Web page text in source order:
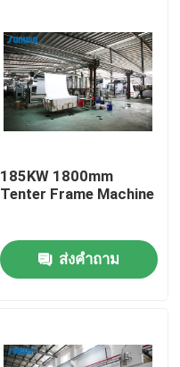
185KW 1800mm
Tenter Frame Machine
ส่งคำถาม